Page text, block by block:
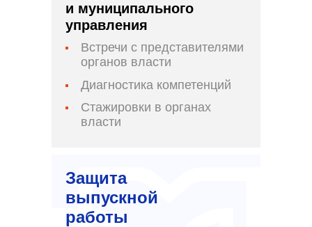
и муниципального
управления
Встречи с представителями
органов власти
Диагностика компетенций
Стажировки в органах
власти
Защита
выпускной
работы